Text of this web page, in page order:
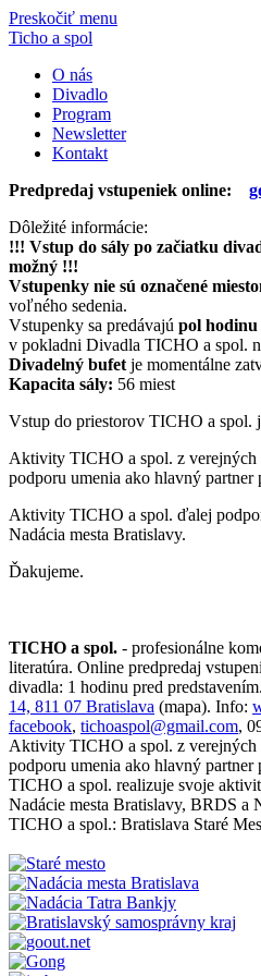
Preskočiť menu
Ticho a spol
O nás
Divadlo
Program
Newsletter
Kontakt
Predpredaj vstupeniek online:
Dôležité informácie:
!!! Vstup do sály po začiatku
možný !!!
Vstupenky nie sú označené
voľného sedenia.
Vstupenky sa predávajú pol hodinu
v pokladni Divadla TICHO a spol.
Divadelný bufet je momentálne
Kapacita sály: 56 miest
Vstup do priestorov TICHO a spol.
Aktivity TICHO a spol. z verejných
podporu umenia ako hlavný partner
Aktivity TICHO a spol. ďalej
Nadácia mesta Bratislavy.
Ďakujeme.
TICHO a spol. - profesionálne
literatúra. Online predpredaj
divadla: 1 hodinu pred
14, 811 07 Bratislava (mapa). Info:
facebook, tichoaspol@gmail.com,
Aktivity TICHO a spol. z verejných
podporu umenia ako hlavný
TICHO a spol. realizuje svoje
Nadácie mesta Bratislavy, BRDS a
TICHO a spol.: Bratislava Staré